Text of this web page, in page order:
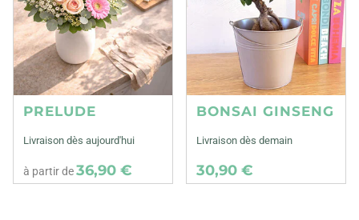
PRELUDE
Livraison dès aujourd'hui
à partir de36,90 €
BONSAI GINSENG
Livraison dès demain
30,90 €